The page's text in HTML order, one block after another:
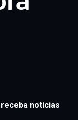
receba noticias